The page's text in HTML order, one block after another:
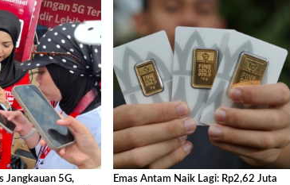
Jangkauan 5G,
Emas Antam Naik Lagi: Rp2,62 Juta